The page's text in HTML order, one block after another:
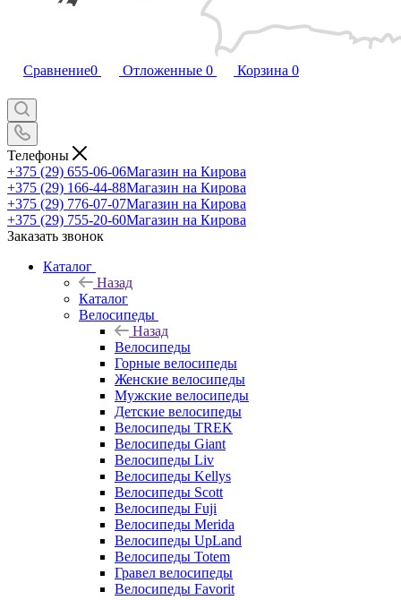
Сравнение0 Отложенные 0 Корзина 0
Телефоны
+375 (29) 655-06-06Магазин на Кирова
+375 (29) 166-44-88Магазин на Кирова
+375 (29) 776-07-07Магазин на Кирова
+375 (29) 755-20-60Магазин на Кирова
Заказать звонок
Каталог
Назад
Каталог
Велосипеды
Назад
Велосипеды
Горные велосипеды
Женские велосипеды
Мужские велосипеды
Детские велосипеды
Велосипеды TREK
Велосипеды Giant
Велосипеды Liv
Велосипеды Kellys
Велосипеды Scott
Велосипеды Fuji
Велосипеды Merida
Велосипеды UpLand
Велосипеды Totem
Гравел велосипеды
Велосипеды Favorit